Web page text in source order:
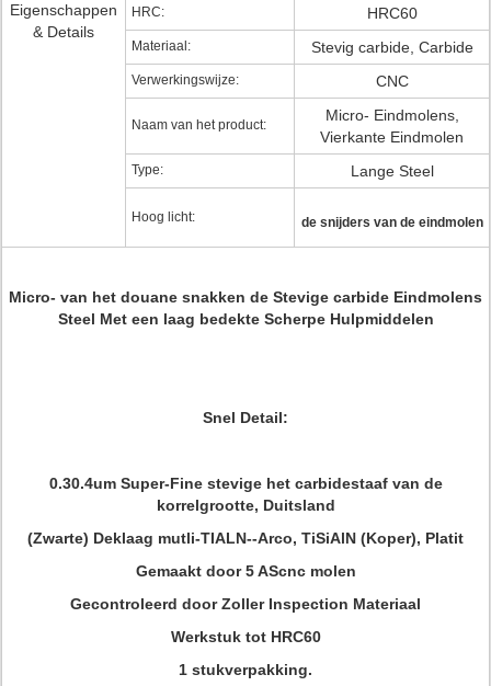
Eigenschappen
& Details
HRC: HRC60
Materiaal: Stevig carbide, Carbide
Verwerkingswijze: CNC
Naam van het product:
Micro- Eindmolens,
Vierkante Eindmolen
Type: Lange Steel
Hoog licht: de snijders van de eindmolen
Micro- van het douane snakken de Stevige carbide Eindmolens
Steel Met een laag bedekte Scherpe Hulpmiddelen
Snel Detail:
0.30.4um Super-Fine stevige het carbidestaaf van de
korrelgrootte, Duitsland
(Zwarte) Deklaag mutli-TIALN--Arco, TiSiAlN (Koper), Platit
Gemaakt door 5 AScnc molen
Gecontroleerd door Zoller Inspection Materiaal
Werkstuk tot HRC60
1 stukverpakking.